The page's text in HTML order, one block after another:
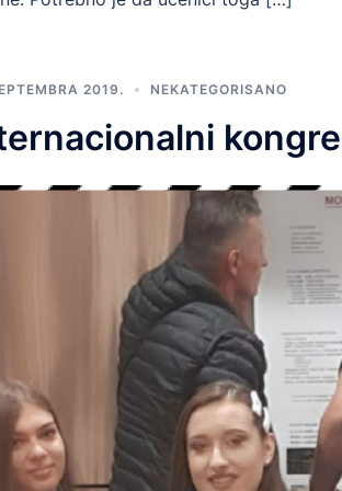
2019. NEKATEGORISANO